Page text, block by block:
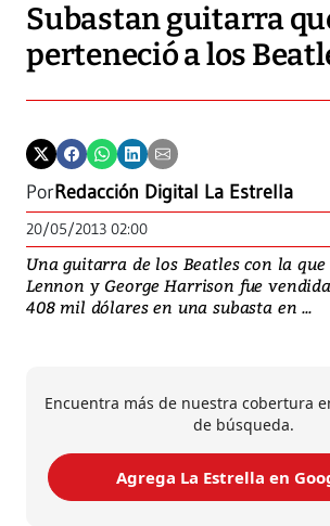
Subastan guitarra
perteneció a los
PorRedacción Digital La Estrella
20/05/2013 02:00
Una guitarra de los Beatles con la que
Lennon y George Harrison fue
408 mil dólares en una subasta en ...
Encuentra más de nuestra cobertura
de búsqueda.
Agrega La Estrella en